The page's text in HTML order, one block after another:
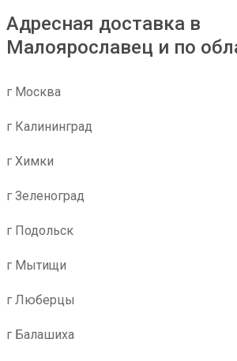
Адресная доставка в
Малоярославец и по
г Москва
г Калининград
г Химки
г Зеленоград
г Подольск
г Мытищи
г Люберцы
г Балашиха